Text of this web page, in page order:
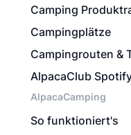
Camping
Campingplätze
Campingrouten &
AlpacaClub
AlpacaCamping
So funktioniert's